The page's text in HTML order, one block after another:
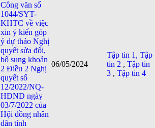
Công văn số
1044/SYT-
KHTC về việc
xin ý kiến góp
ý dự thảo Nghị
quyết sửa đổi,
bổ sung khoản
2 Điều 2 Nghị
quyết số
12/2022/NQ-
HĐND ngày
03/7/2022 của
Hội đồng nhân
dân tỉnh
06/05/2024
Tập tin 1, Tập
tin 2 , Tập tin
3 , Tập tin 4